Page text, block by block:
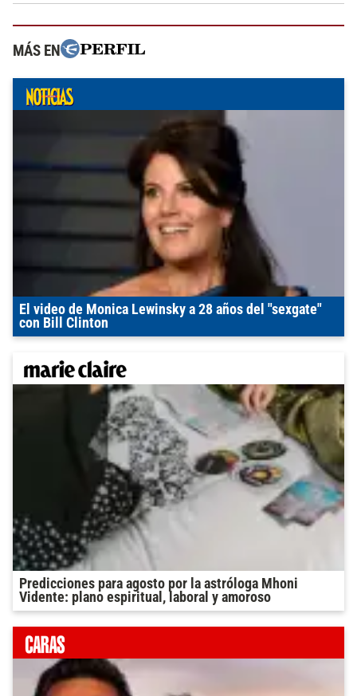
MÁS EN
El video de Monica Lewinsky a 28 años del "sexgate"
con Bill Clinton
Predicciones para agosto por la astróloga Mhoni
Vidente: plano espiritual, laboral y amoroso